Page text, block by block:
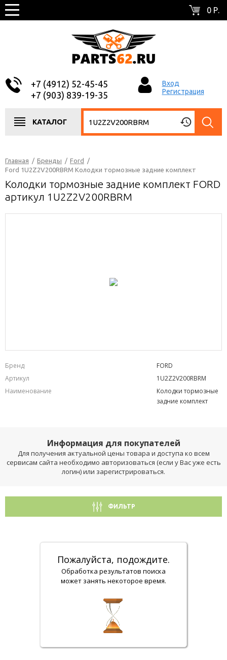
0 Р.
+7 (4912) 52-45-45
+7 (903) 839-19-35
Вход
Регистрация
КАТАЛОГ
Главная / Бренды / Ford
/
Ford 1U2Z2V200RBRM Колодки тормозные задние комплект
Колодки тормозные задние комплект FORD
артикул 1U2Z2V200RBRM
Бренд
FORD
Артикул
1U2Z2V200RBRM
Наименование
Колодки тормозные
задние комплект
Информация для покупателей
Для получения актуальной цены товара и доступа ко всем
сервисам сайта необходимо авторизоваться (если у Вас уже есть
логин) или зарегистрироваться.
ФИЛЬТР
Пожалуйста, подождите.
Обработка результатов поиска
может занять некоторое время.